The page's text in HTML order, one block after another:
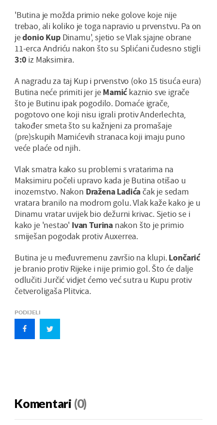
'Butina je možda primio neke golove koje nije
trebao, ali koliko je toga napravio u prvenstvu. Pa on
jedonio KupDinamu', sjetio se Vlak sjajne obrane
11-erca Andriću nakon što su Splićani čudesno stigli
3:0 iz Maksimira.
A nagradu za taj Kup i prvenstvo (oko 15 tisuća eura)
Butina neće primiti jer jeMamićkaznio sve igrače
što je Butinu ipak pogodilo. Domaće igrače,
pogotovo one koji nisu igrali protiv Anderlechta,
također smeta što su kažnjeni za promašaje
(pre)skupih Mamićevih stranaca koji imaju puno
veće plaće od njih.
Vlak smatra kako su problemi s vratarima na
Maksimiru počeli upravo kada je Butina otišao u
inozemstvo. Nakon Dražena Ladićačak je sedam
vratara branilo na modrom golu. Vlak kaže kako je u
Dinamu vratar uvijek bio dežurni krivac. Sjetio se i
kako je 'nestao' Ivan Turinanakon što je primio
smiješan pogodak protiv Auxerrea.
Butina je u međuvremenu završio na klupi.Lončarić
je branio protiv Rijeke i nije primio gol. Što će dalje
odlučiti Jurčić vidjet ćemo već sutra u Kupu protiv
četveroligaša Plitvica.
PODIJELI
Komentari (0)